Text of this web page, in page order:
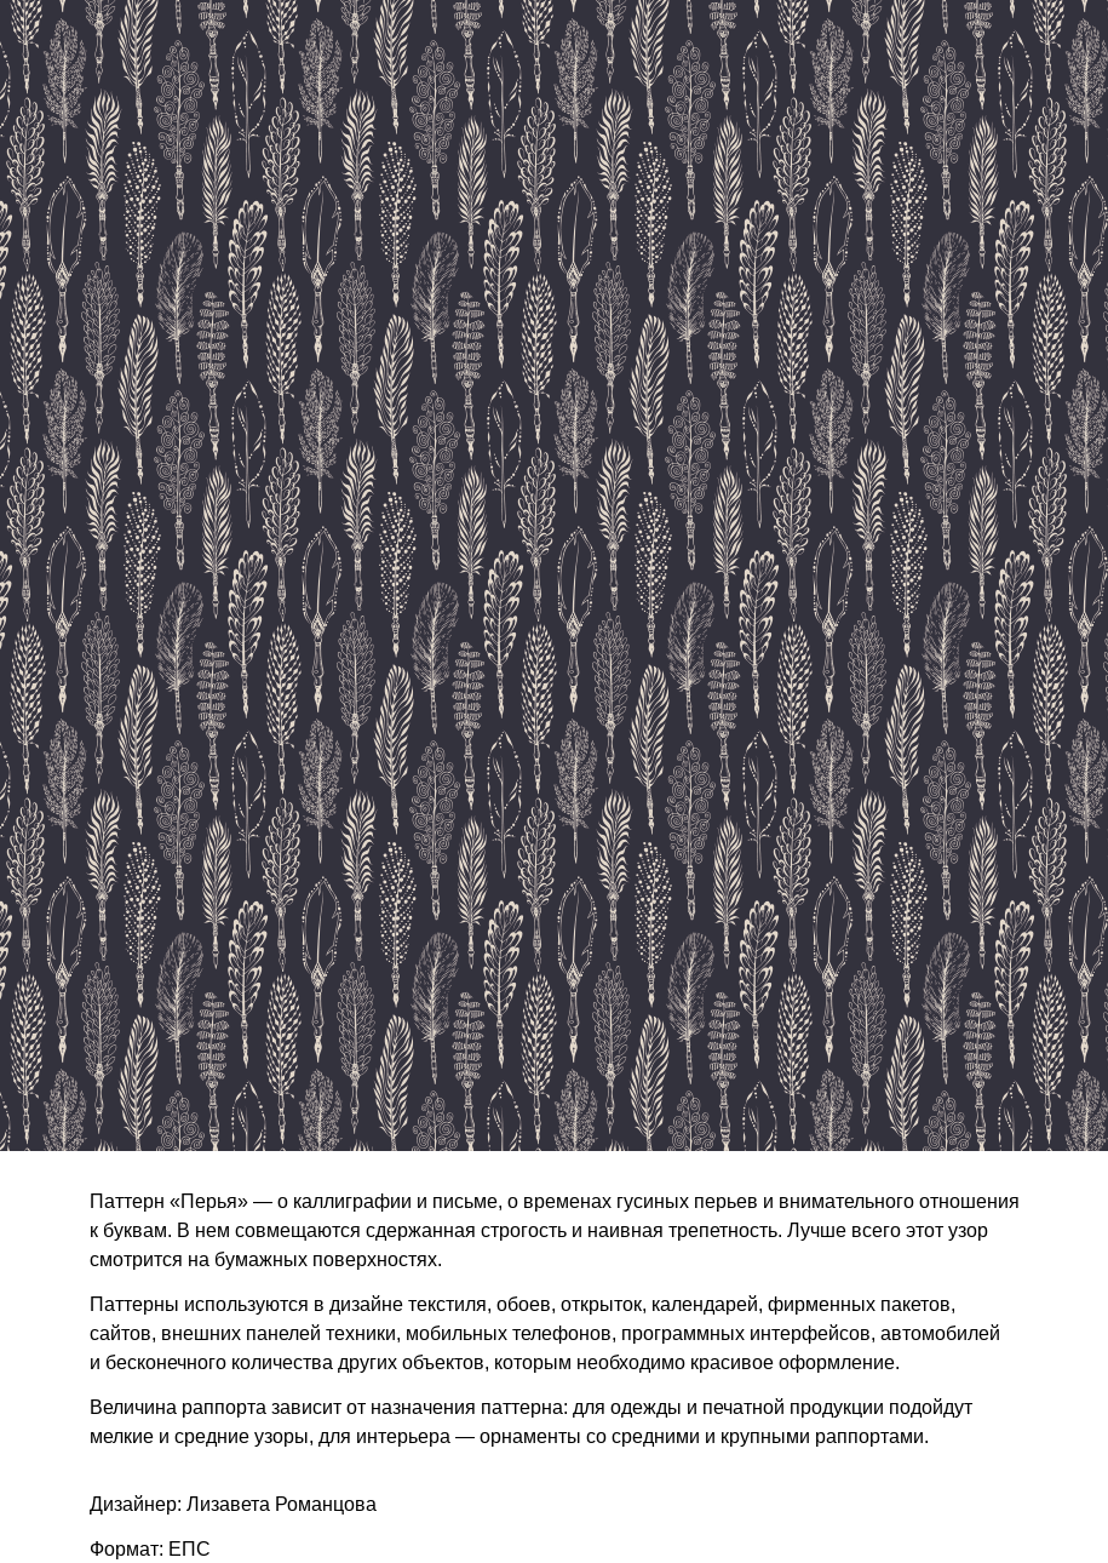
Паттерн «Перья» — о каллиграфии и письме, о временах гусиных перьев и внимательного отношения
к буквам. В нем совмещаются сдержанная строгость и наивная трепетность. Лучше всего этот узор
смотрится на бумажных поверхностях.
Паттерны используются в дизайне текстиля, обоев, открыток, календарей, фирменных пакетов,
сайтов, внешних панелей техники, мобильных телефонов, программных интерфейсов, автомобилей
и бесконечного количества других объектов, которым необходимо красивое оформление.
Величина раппорта зависит от назначения паттерна: для одежды и печатной продукции подойдут
мелкие и средние узоры, для интерьера — орнаменты со средними и крупными раппортами.
Дизайнер: Лизавета Романцова
Формат: ЕПС